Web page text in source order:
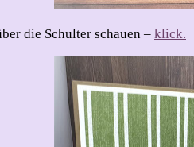
die Schulter schauen – klick.